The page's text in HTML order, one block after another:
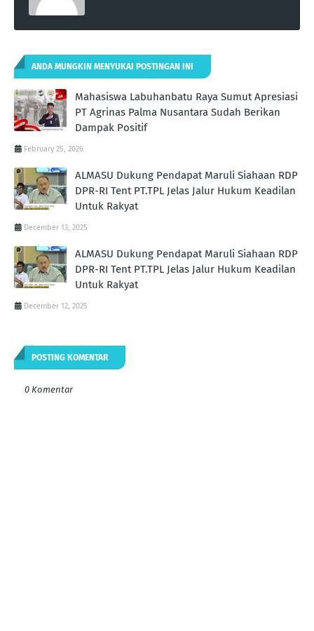
ANDA MUNGKIN MENYUKAI POSTINGAN INI
Mahasiswa Labuhanbatu Raya Sumut Apresiasi
PT Agrinas Palma Nusantara Sudah Berikan
Dampak Positif
February 25, 2026
ALMASU Dukung Pendapat Maruli Siahaan RDP
DPR-RI Tent PT.TPL Jelas Jalur Hukum Keadilan
Untuk Rakyat
December 13, 2025
ALMASU Dukung Pendapat Maruli Siahaan RDP
DPR-RI Tent PT.TPL Jelas Jalur Hukum Keadilan
Untuk Rakyat
December 12, 2025
POSTING KOMENTAR
0 Komentar